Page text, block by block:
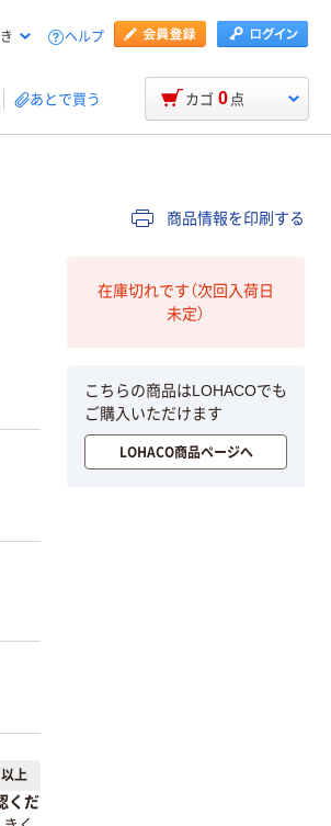
ヘルプ
あとで買う カゴ 0 点
商品情報を印刷する
上
くだ
在庫切れです（次回入荷日
未定）
こちらの商品はLOHACOでも
ご購入いただけます
LOHACO商品ページへ